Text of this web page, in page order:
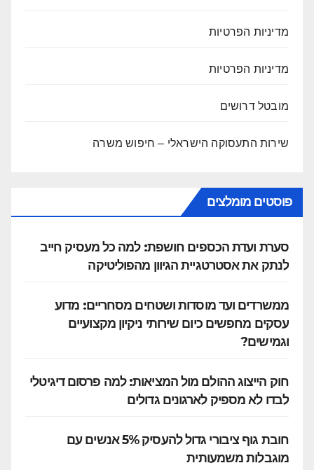
מדיניות הפרטיות
מדיניות הפרטיות
מובטל דרושים
שירות התעסוקה הישראלי – חיפוש משרה
פוסטים מומלצים
סערת ועדת הכספים חושפת: למה כל מעסיק חייב
לנתק את אסטרטגיית הגיוון מהפוליטיקה
ממשרדים ועד מוסדות ושטחים מסחריים: מדוע
עסקים מחפשים כיום שירותי ניקיון מקצועיים
וגמישים?
חוק הייצוג ההולם מול המציאות: למה פרסום דיגיטלי
לבדו לא מספיק לארגונים גדולים
חובת גוף ציבורי גדול להעסיק 5% אנשים עם
מוגבלות משמעותית